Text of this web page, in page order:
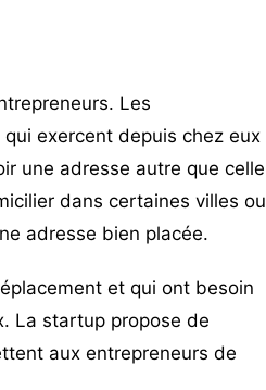
Les
exercent depuis chez eux
une adresse autre que celle
dans certaines villes ou
adresse bien placée.
et qui ont besoin
La startup propose de
aux entrepreneurs de